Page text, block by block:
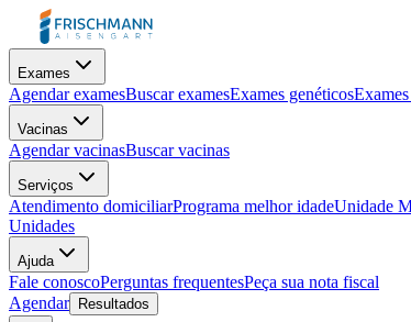
Exames
Agendar examesBuscar examesExames genéticos
Vacinas
Agendar vacinasBuscar vacinas
Serviços
Atendimento domiciliarPrograma melhor idadeUnidade
Unidades
Ajuda
Fale conoscoPerguntas frequentesPeça sua nota fiscal
Agendar
Resultados